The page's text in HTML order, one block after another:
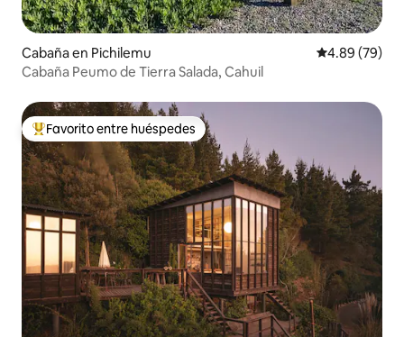
Cabaña en Pichilemu Calificación
4.89 (79)
Cabaña Peumo de Tierra Salada, Cahuil
Favorito entre huéspedes preferido
Favorito entre huéspedes